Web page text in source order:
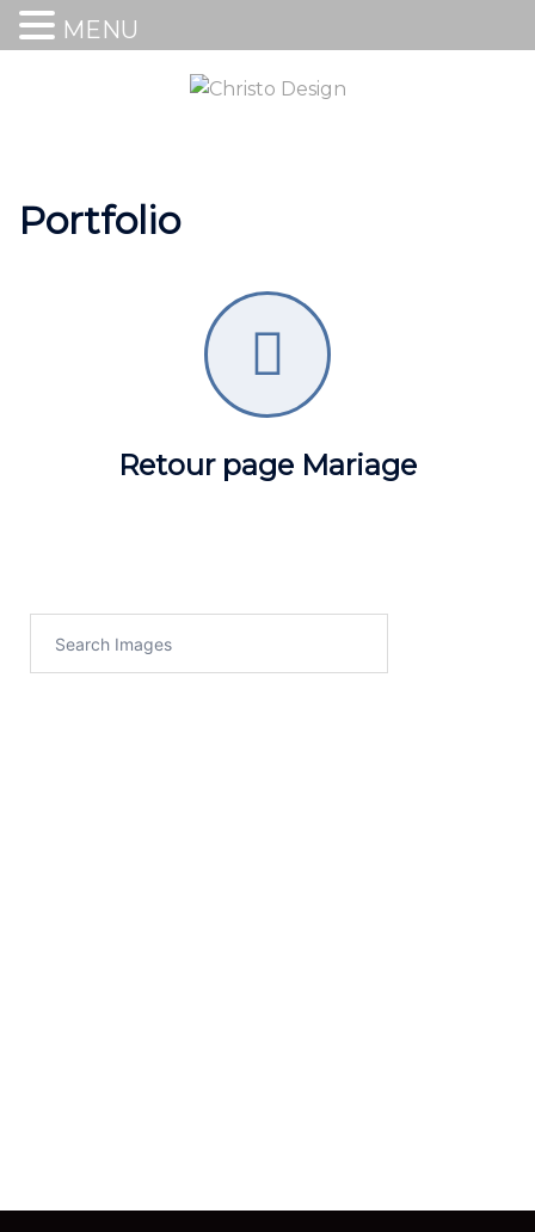
Portfolio
Retour page Mariage
MENU